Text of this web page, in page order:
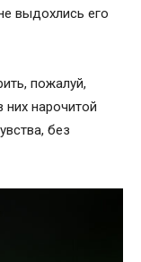
выдохлись его
пожалуй,
них нарочитой
без